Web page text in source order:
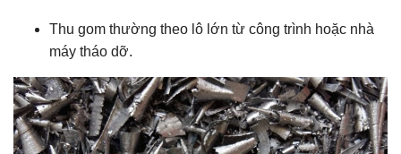
Thu gom thường theo lô lớn từ công trình hoặc nhà
máy tháo dỡ.